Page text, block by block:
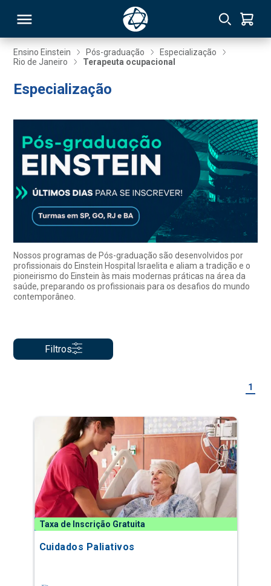
Ensino Einstein Pós-graduação
Especialização
Rio de Janeiro
Terapeuta ocupacional
Especialização
Nossos programas de Pós-graduação são desenvolvidos por
profissionais do Einstein Hospital Israelita e aliam a tradição e o
pioneirismo do Einstein às mais modernas práticas na área da
saúde, preparando os profissionais para os desafios do mundo
contemporâneo.
Filtros
1
Taxa de Inscrição Gratuita
Cuidados Paliativos